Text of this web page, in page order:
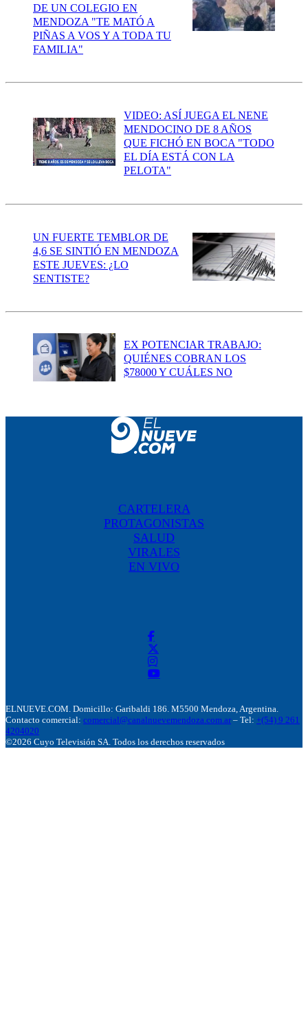
DE UN COLEGIO EN
MENDOZA "TE MATÓ A
PIÑAS A VOS Y A TODA TU
FAMILIA"
VIDEO: ASÍ JUEGA EL NENE
MENDOCINO DE 8 AÑOS
QUE FICHÓ EN BOCA "TODO
EL DÍA ESTÁ CON LA
PELOTA"
UN FUERTE TEMBLOR DE
4,6 SE SINTIÓ EN MENDOZA
ESTE JUEVES: ¿LO
SENTISTE?
EX POTENCIAR TRABAJO:
QUIÉNES COBRAN LOS
$78000 Y CUÁLES NO
CARTELERA
PROTAGONISTAS
SALUD
VIRALES
EN VIVO
ELNUEVE.COM. Domicillo: Garibaldi 186. M5500 Mendoza, Argentina.
Contacto comercial: comercial@canalnuevemendoza.com.ar – Tel: +(54) 9 261
4204020
©2026 Cuyo Televisión SA. Todos los derechos reservados